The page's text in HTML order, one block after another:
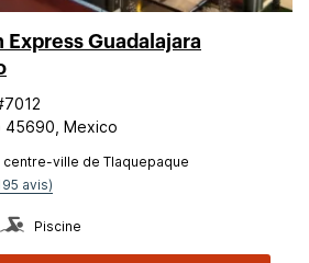
Express Guadalajara
45690, Mexico
centre-ville de Tlaquepaque
avis)
Piscine